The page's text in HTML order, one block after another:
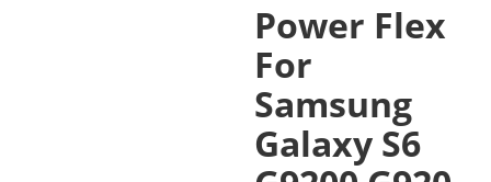
Power Flex
For
Samsung
Galaxy S6